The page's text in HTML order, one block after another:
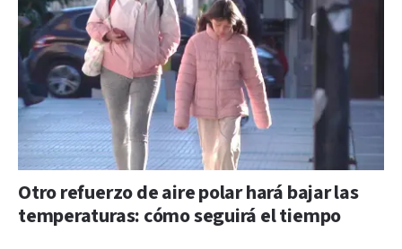
Otro refuerzo de aire polar hará bajar las
temperaturas: cómo seguirá el tiempo